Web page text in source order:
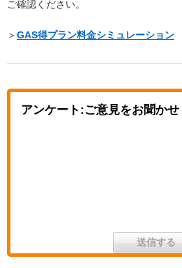
ご確認ください。
＞GAS得プラン料金シミュレーション
アンケート:ご意見をお聞か